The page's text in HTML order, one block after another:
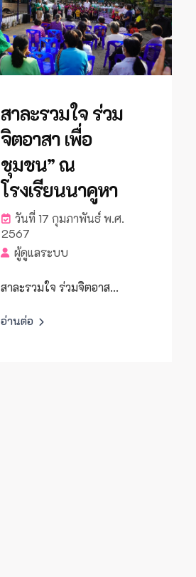
สาละรวมใจ ร่วม
จิตอาสา เพื่อ
ชุมชน” ณ
โรงเรียนนาคูหา
วันที่ 17 กุมภาพันธ์ พ.ศ.
2567
ผู้ดูแลระบบ
สาละรวมใจ ร่วมจิตอาส...
อ่านต่อ